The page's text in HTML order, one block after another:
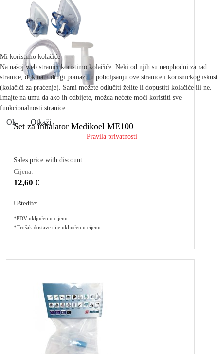
Set za inhalator Medikoel ME100
Sales price with discount:
Cijena:
12,60 €
Uštedite:
*PDV uključen u cijenu
*Trošak dostave nije uključen u cijenu
Mi koristimo kolačiće
Na našoj web stranici koristimo kolačiće. Neki od njih su neophodni za rad
stranice, dok nam drugi pomažu u poboljšanju ove stranice i korisničkog
(kolačići za praćenje). Sami možete odlučiti želite li dopustiti kolačiće ili ne.
Imajte na umu da ako ih odbijete, možda nećete moći koristiti sve
funkcionalnosti stranice.
Ok Otkaži
Pravila privatnosti